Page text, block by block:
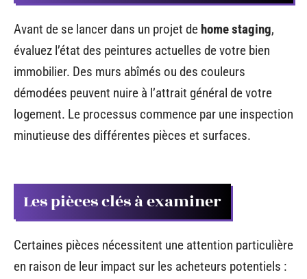
Avant de se lancer dans un projet de home staging,
évaluez l’état des peintures actuelles de votre bien
immobilier. Des murs abîmés ou des couleurs
démodées peuvent nuire à l’attrait général de votre
logement. Le processus commence par une inspection
minutieuse des différentes pièces et surfaces.
Les pièces clés à examiner
Certaines pièces nécessitent une attention particulière
en raison de leur impact sur les acheteurs potentiels :